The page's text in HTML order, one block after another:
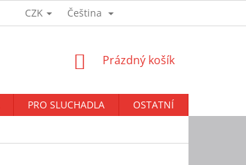
CZK Čeština
NÁKUPNÍ
Prázdný košík
PRO SLUCHADLA OSTATNÍ